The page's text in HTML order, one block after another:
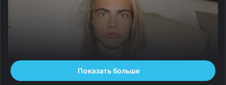
Показать больше